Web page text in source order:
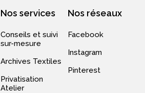
Nos services
Conseils et suivi
sur-mesure
Archives Textiles
Privatisation
Atelier
Nos réseaux
Facebook
Instagram
Pinterest